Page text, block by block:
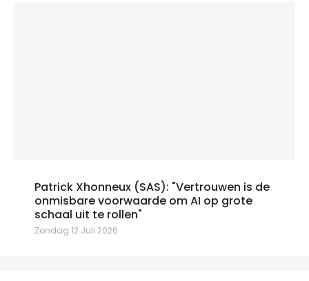
Patrick Xhonneux (SAS): "Vertrouwen is de
onmisbare voorwaarde om AI op grote
schaal uit te rollen"
Zondag 12 Juli 2026